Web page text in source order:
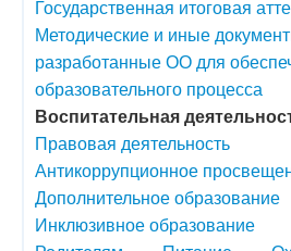
Государственная итоговая
Методические и иные
разработанные ОО для
образовательного процесса
Воспитательная
Правовая деятельность
Антикоррупционное
Дополнительное образование
Инклюзивное образование